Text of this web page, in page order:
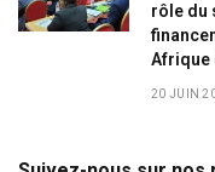
rôle du
Afrique
20 JUIN